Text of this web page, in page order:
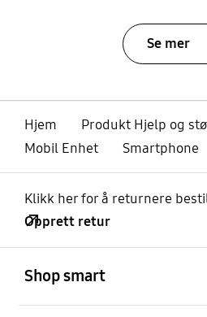
Se mer
Hjem
Produkt Hjelp og
Mobil Enhet
Smartphone
Klikk her for å returnere
Opprett retur
Shop smart